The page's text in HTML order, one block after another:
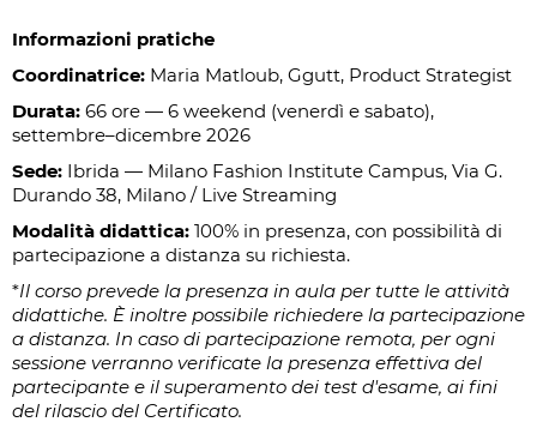
Informazioni pratiche
Coordinatrice: Maria Matloub, Ggutt, Product Strategist
Durata: 66 ore — 6 weekend (venerdì e sabato),
settembre–dicembre 2026
Sede: Ibrida — Milano Fashion Institute Campus, Via G.
Durando 38, Milano / Live Streaming
Modalità didattica: 100% in presenza, con possibilità di
partecipazione a distanza su richiesta.
*Il corso prevede la presenza in aula per tutte le attività
didattiche. È inoltre possibile richiedere la partecipazione
a distanza. In caso di partecipazione remota, per ogni
sessione verranno verificate la presenza effettiva del
partecipante e il superamento dei test d'esame, ai fini
del rilascio del Certificato.